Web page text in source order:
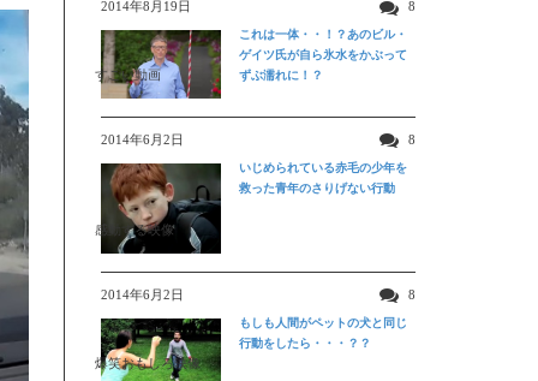
2014年8月19日 8
すごい動画
これは一体・・！？あのビル・
ゲイツ氏が自ら氷水をかぶって
ずぶ濡れに！？
2014年6月2日 8
感動する映像
いじめられている赤毛の少年を
救った青年のさりげない行動
2014年6月2日 8
爆笑おもしろ映像
もしも人間がペットの犬と同じ
行動をしたら・・・？？